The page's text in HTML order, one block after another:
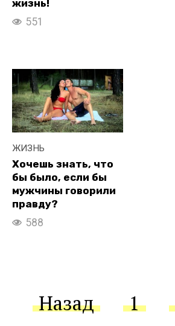
жизнь!
551
ЖИЗНЬ
Хочешь знать, что
бы было, если бы
мужчины говорили
правду?
588
Пагинация
записей
Назад 1